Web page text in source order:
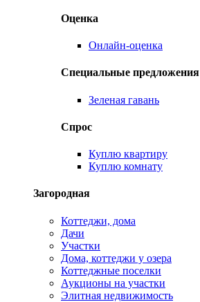
Оценка
Онлайн-оценка
Специальные предложения
Зеленая гавань
Спрос
Куплю квартиру
Куплю комнату
Загородная
Коттеджи, дома
Дачи
Участки
Дома, коттеджи у озера
Коттеджные поселки
Аукционы на участки
Элитная недвижимость